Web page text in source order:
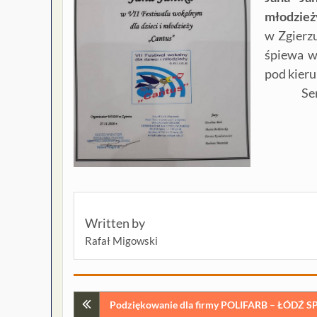
w
śpiewa
pod
Written by
Rafał Migowski
Nawigacja
Podziękowanie dla firmy POLIFARB – ŁÓDŹ